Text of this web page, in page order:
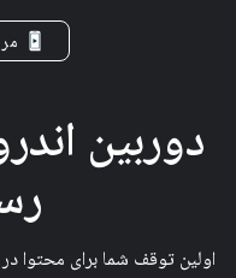
دوربین
اولین توقف شما برای محتوا